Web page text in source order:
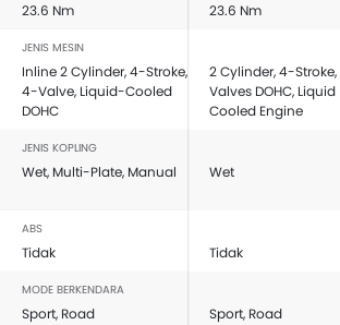
23.6 Nm 23.6 Nm
JENIS MESIN
Inline 2 Cylinder, 4-Stroke,
4-Valve, Liquid-Cooled
DOHC
2 Cylinder, 4-
Valves DOHC, Liquid
Cooled Engine
JENIS KOPLING
Wet, Multi-Plate, Manual Wet
ABS
Tidak Tidak
MODE BERKENDARA
Sport, Road Sport, Road